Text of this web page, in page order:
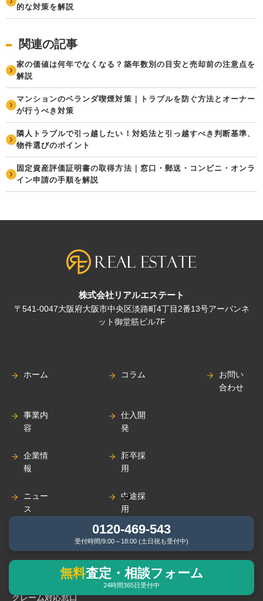
的な対策を解説
関連の記事
家の価値は何年でなくなる？築年数別の目安と売却前の注意点を
解説
マンションのベランダ喫煙対策｜トラブルを防ぐ方法とオーナー
が行うべき対策
隣人トラブルで引っ越したい！対処法と引っ越すべき判断基準、
物件選びのポイント
固定資産評価証明書の取得方法｜窓口・郵送・コンビニ・オンラ
イン申請の手順を解説
株式会社リアルエステート
〒541-0047大阪府大阪市中央区淡路町4丁目2番13号アーバンネ
ット御堂筋ビル7F
ホーム
事業内
容
企業情
報
ニュー
ス
コラム
仕入開
発
新卒採
用
中途採
用
お問い
合わせ
プライバシーポリシー
クレーム対応窓口
0120-469-543
受付時間/9:00～18:00 (土日祝も受付中)
無料査定・相談フォーム
24時間365日受付中